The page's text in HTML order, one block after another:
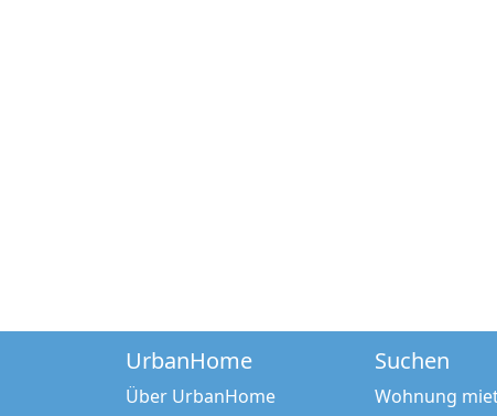
UrbanHome
Über UrbanHome
Suchen
Wohnung